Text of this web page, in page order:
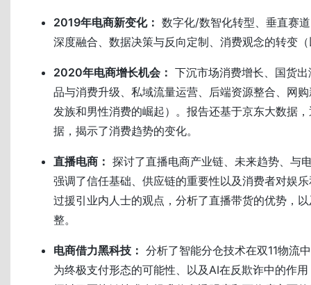
2019年电商新变化： 数字化/数智化转型、垂直赛
深度融合、数据决策与反向定制、消费观念的转变
2020年电商增长机会： 下沉市场消费增长、国货
品与消费升级、私域流量运营、后端资源整合、网
发族和男性消费的崛起）。报告还基于京东大数据
据，揭示了消费趋势的变化。
直播电商： 探讨了直播电商产业链、未来趋势、与
强调了信任基础、供应链的重要性以及消费者对娱
过援引业内人士的观点，分析了直播带货的优势，
整。
电商借力黑科技： 分析了智能分仓技术在双11物流
为终极支付形态的可能性、以及AI在反欺诈中的作